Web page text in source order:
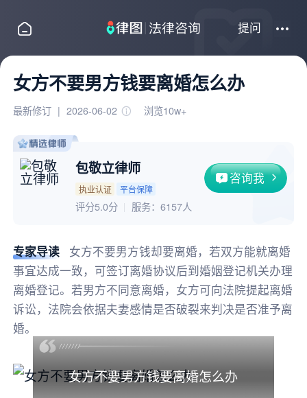
提问
女方不要男方钱要离婚怎么办
最新修订 | 2026-06-02 浏览10w+
包敬立律师
执业认证 平台保障
咨询我
评分5.0分 服务： 6157人
专家导读
女方不要男方钱却要离婚，若双方能就离婚
事宜达成一致，可签订离婚协议后到婚姻登记机关办理
离婚登记。若男方不同意离婚，女方可向法院提起离婚
诉讼，法院会依据夫妻感情是否破裂来判决是否准予离
婚。
女方不要男方钱要离婚怎么办